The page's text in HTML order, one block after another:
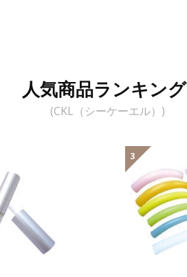
人気商品ランキング
(CKL（シーケーエル）)
3